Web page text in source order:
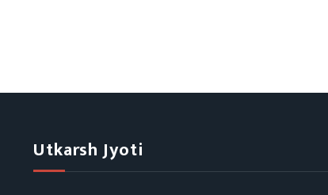
Utkarsh Jyoti